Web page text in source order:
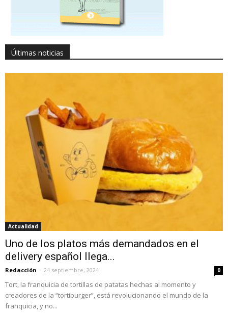
Últimas noticias
Actualidad
Uno de los platos más demandados en el
delivery español llega...
Redacción - 24 septiembre, 2024 0
Tort, la franquicia de tortillas de patatas hechas al momento y
creadores de la “tortiburger”, está revolucionando el mundo de la
franquicia, y no...